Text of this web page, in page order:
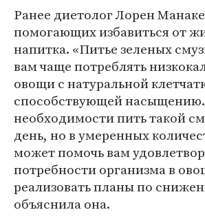
Ранее диетолог Лорен
помогающих избавиться от
напитка. «Питье зеленых
вам чаще потреблять
овощи с натуральной
способствующей
необходимости пить такой
день, но в умеренных
может помочь вам
потребности организма в
реализовать планы по
объяснила она.